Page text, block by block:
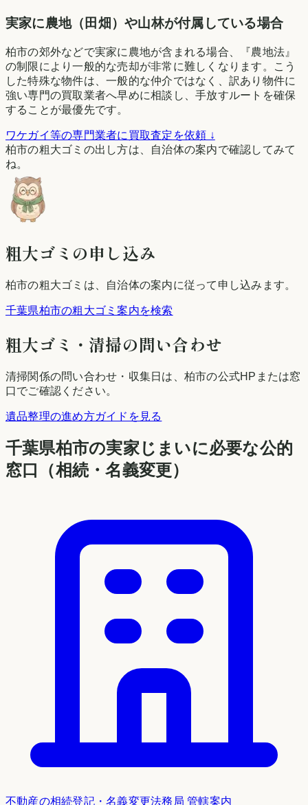
実家に農地（田畑）や山林が付属している場合
柏市の郊外などで実家に農地が含まれる場合、『農地法』
の制限により一般的な売却が非常に難しくなります。こう
した特殊な物件は、一般的な仲介ではなく、訳あり物件に
強い専門の買取業者へ早めに相談し、手放すルートを確保
することが最優先です。
ワケガイ等の専門業者に買取査定を依頼 ↓
柏市の粗大ゴミの出し方は、自治体の案内で確認してみて
ね。
粗大ゴミの申し込み
柏市の粗大ゴミは、自治体の案内に従って申し込みます。
千葉県柏市の粗大ゴミ案内を検索
粗大ゴミ・清掃の問い合わせ
清掃関係の問い合わせ・収集日は、 柏市の公式HPまたは窓
口でご確認ください。
遺品整理の進め方ガイドを見る
千葉県柏市の実家じまいに必要な公的
窓口（相続・名義変更）
不動産の相続登記・名義変更法務局 管轄案内